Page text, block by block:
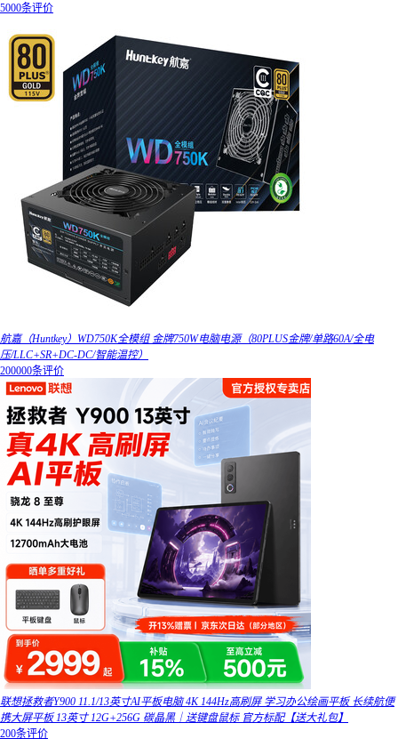
5000条评价
航嘉（Huntkey）WD750K全模组 金牌750W电脑电源（80PLUS金牌/单路60A/全电
压/LLC+SR+DC-DC/智能温控）
200000条评价
联想拯救者Y900 11.1/13英寸AI平板电脑 4K 144Hz高刷屏 学习办公绘画平板 长续航便
携大屏平板 13英寸 12G+256G 碳晶黑｜送键盘鼠标 官方标配【送大礼包】
200条评价